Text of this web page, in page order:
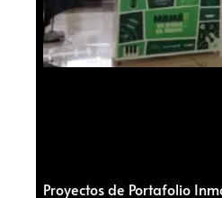
Proyectos de Portafolio